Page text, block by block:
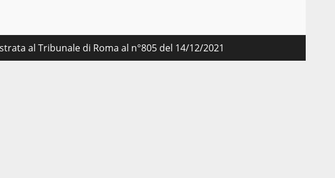
al Tribunale di Roma al n°805 del 14/12/2021